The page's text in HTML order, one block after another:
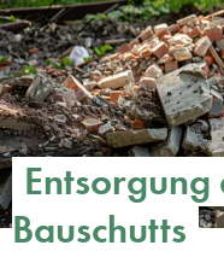
Entsorgung
Bauschutts